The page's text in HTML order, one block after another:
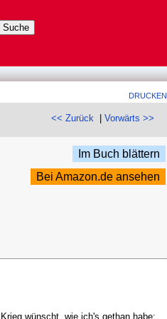
DRUCKEN
<< Zurück |Vorwärts >>
Im Buch blättern
Bei Amazon.de ansehen
wünscht, wie ich's gethan habe;